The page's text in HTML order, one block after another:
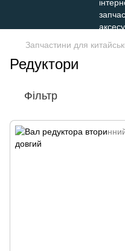
Запчастини для
Редуктори
Фільтр